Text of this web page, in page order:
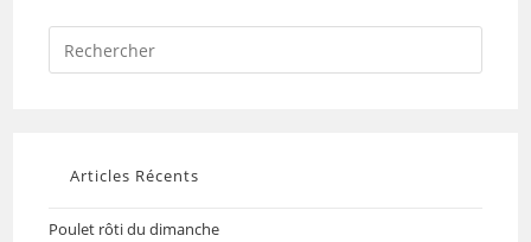
Articles Récents
Poulet rôti du dimanche